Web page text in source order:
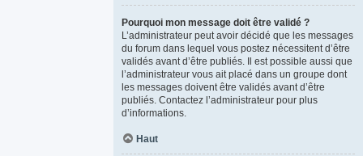
Pourquoi mon message doit être validé ?
L’administrateur peut avoir décidé que les messages
du forum dans lequel vous postez nécessitent d’être
validés avant d’être publiés. Il est possible aussi que
l’administrateur vous ait placé dans un groupe dont
les messages doivent être validés avant d’être
publiés. Contactez l’administrateur pour plus
d’informations.
Haut